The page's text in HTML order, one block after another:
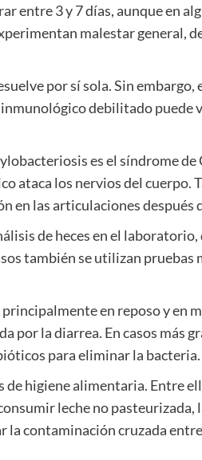
entre 3 y 7 días, aunque en
malestar general,
por sí sola. Sin embargo,
debilitado puede
es el síndrome
ataca los nervios del cuerpo.
en las articulaciones después
de heces en el laboratorio,
también se utilizan pruebas
en reposo y en
por la diarrea. En casos más
para eliminar la bacteria.
de higiene alimentaria. Entre
leche no pasteurizada,
la contaminación cruzada